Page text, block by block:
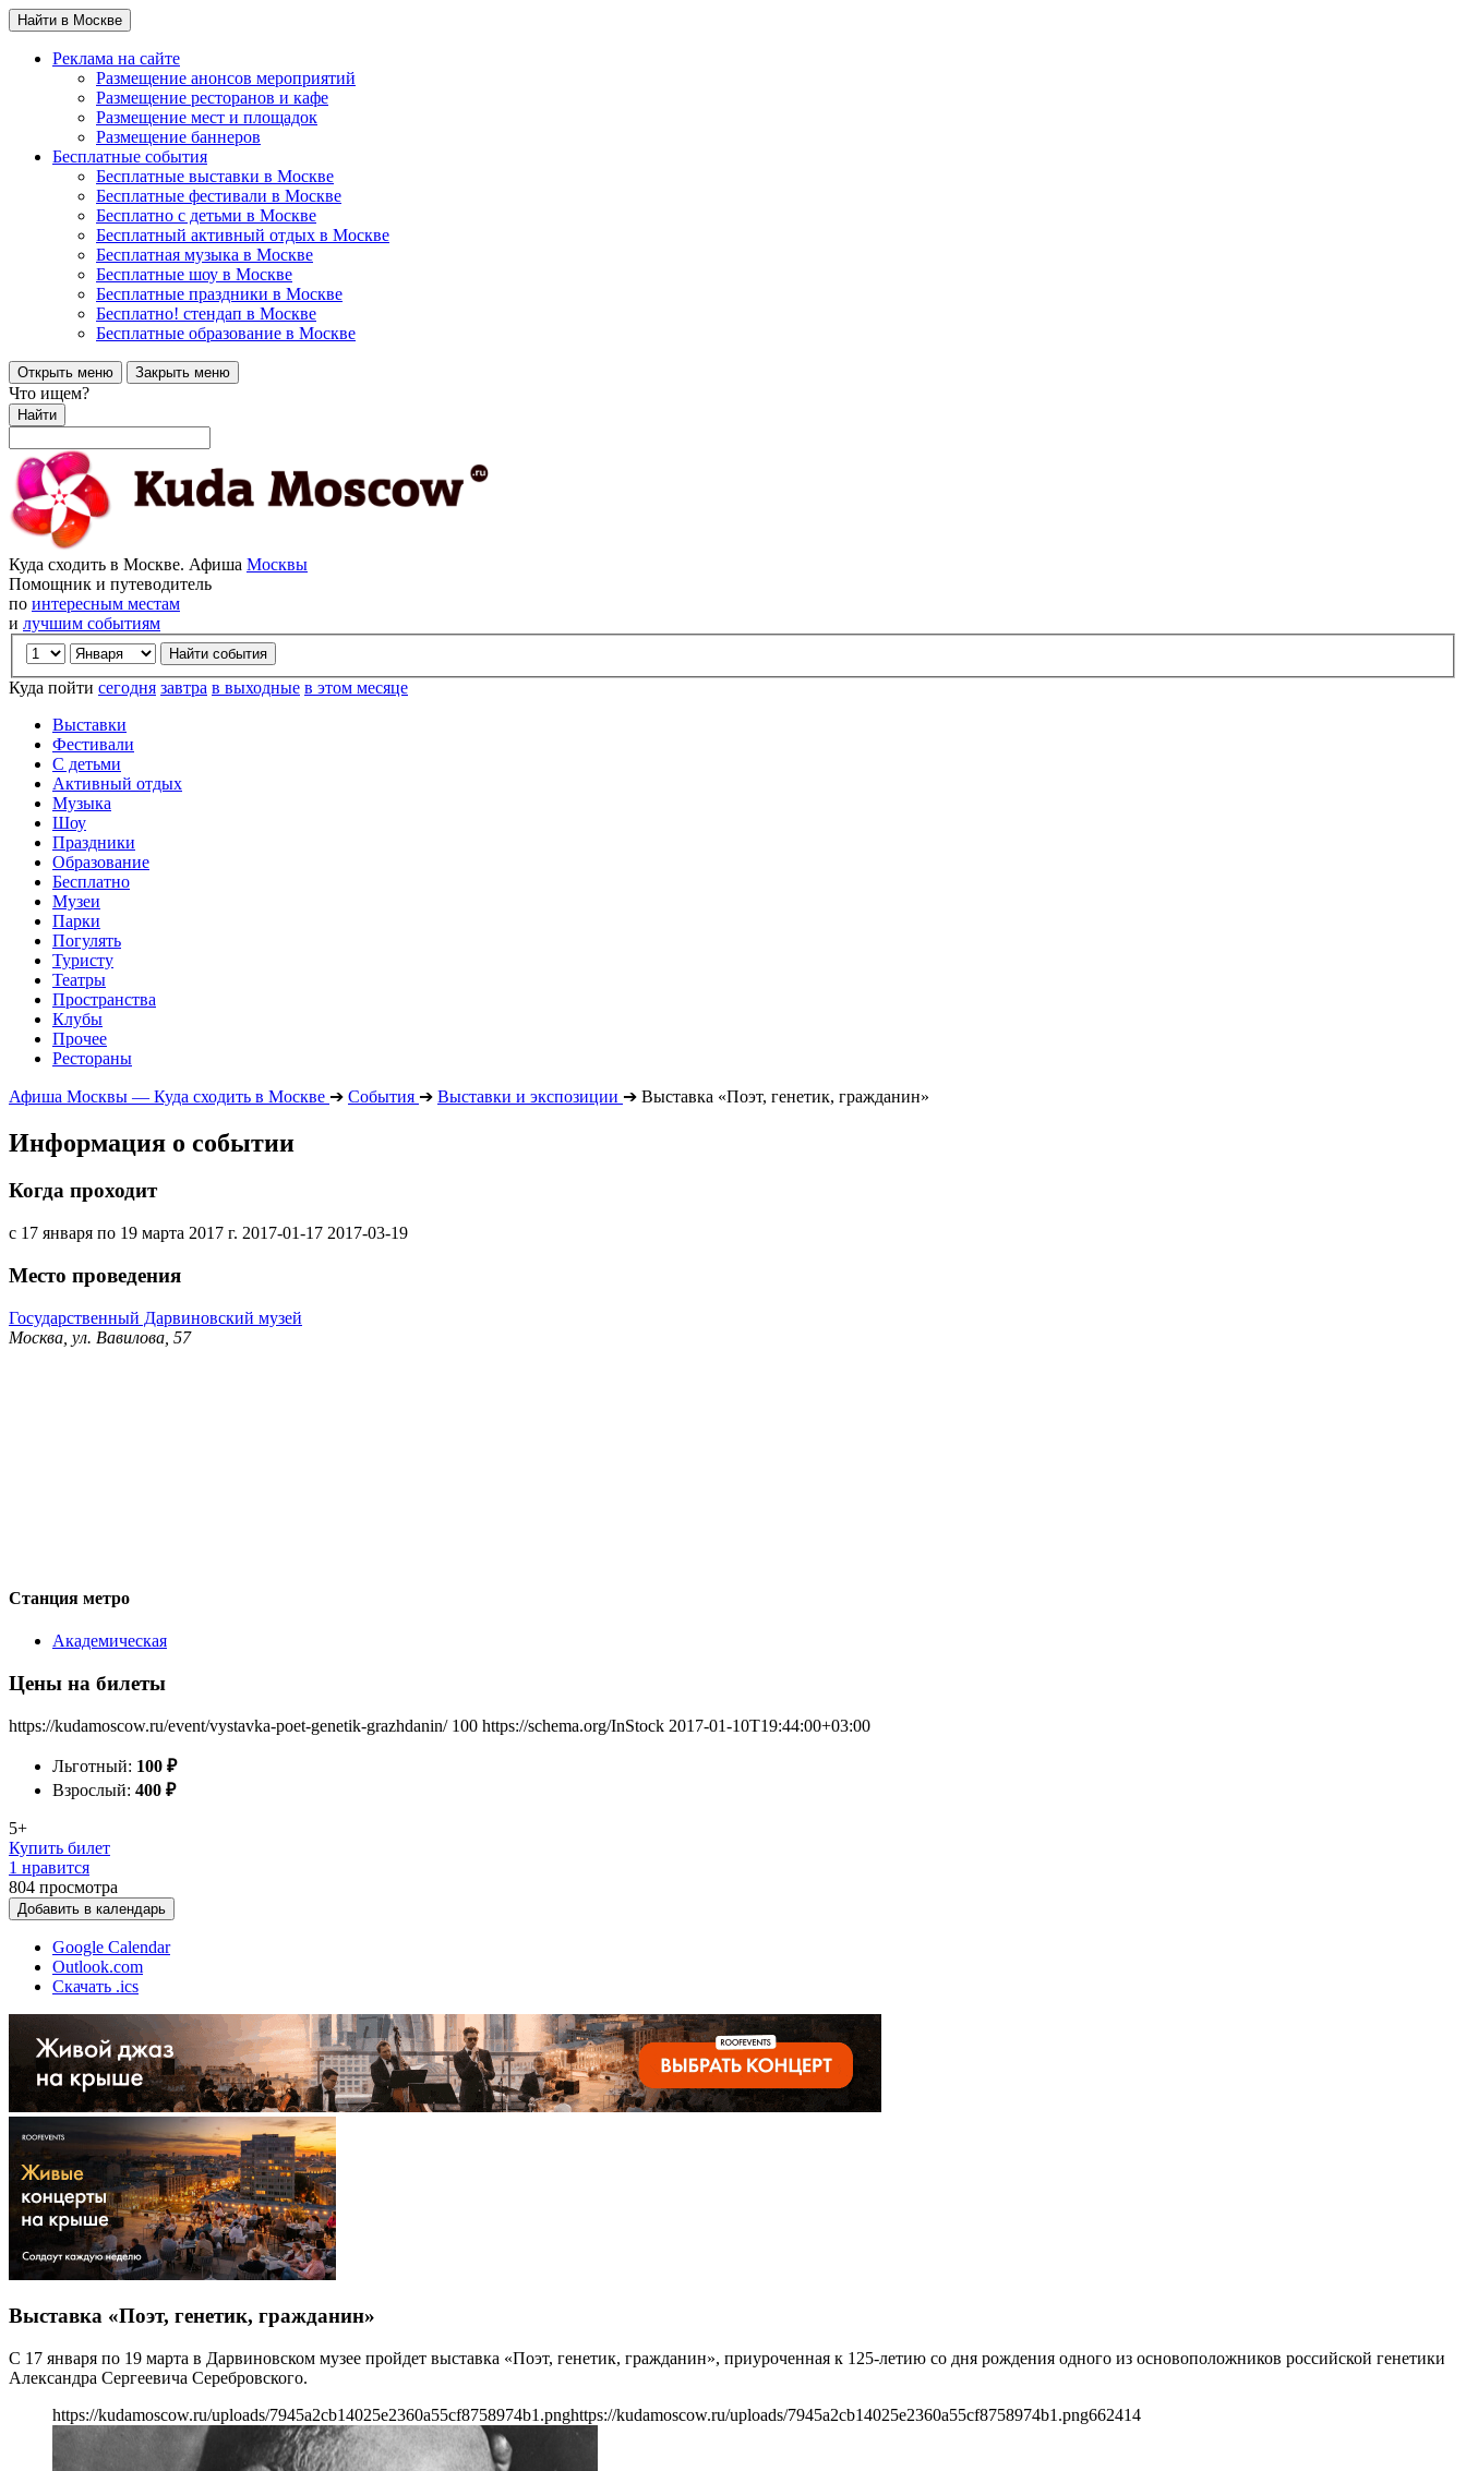
Найти в Москве
Реклама на сайте
Размещение анонсов мероприятий
Размещение ресторанов и кафе
Размещение мест и площадок
Размещение баннеров
Бесплатные события
Бесплатные выставки в Москве
Бесплатные фестивали в Москве
Бесплатно с детьми в Москве
Бесплатный активный отдых в Москве
Бесплатная музыка в Москве
Бесплатные шоу в Москве
Бесплатные праздники в Москве
Бесплатно! стендап в Москве
Бесплатные образование в Москве
Открыть меню Закрыть меню
Что ищем?
Найти
Куда сходить в Москве. Афиша Москвы
Помощник и путеводитель
по интересным местам
и лучшим событиям
Куда пойти сегодня завтра в выходные в этом месяце
Выставки
Фестивали
С детьми
Активный отдых
Музыка
Шоу
Праздники
Образование
Бесплатно
Музеи
Парки
Погулять
Туристу
Театры
Пространства
Клубы
Прочее
Рестораны
Афиша Москвы — Куда сходить в Москве ➔ События ➔ Выставки и экспозиции ➔ Выставка «Поэт, генетик, гражданин»
Информация о событии
Когда проходит
с 17 января по 19 марта 2017 г. 2017-01-17 2017-03-19
Место проведения
Государственный Дарвиновский музей
Москва, ул. Вавилова, 57
Станция метро
Академическая
Цены на билеты
https://kudamoscow.ru/event/vystavka-poet-genetik-grazhdanin/ 100 https://schema.org/InStock 2017-01-10T19:44:00+03:00
Льготный: 100 ₽
Взрослый: 400 ₽
5+
Купить билет
1 нравится
804 просмотра
Добавить в календарь
Google Calendar
Outlook.com
Скачать .ics
Выставка «Поэт, генетик, гражданин»
С 17 января по 19 марта в Дарвиновском музее пройдет выставка «Поэт, генетик, гражданин», приуроченная к 125-летию со дня рождения одного из основоположников российской генетики
Александра Сергеевича Серебровского.
https://kudamoscow.ru/uploads/7945a2cb14025e2360a55cf8758974b1.pnghttps://kudamoscow.ru/uploads/7945a2cb14025e2360a55cf8758974b1.png662414